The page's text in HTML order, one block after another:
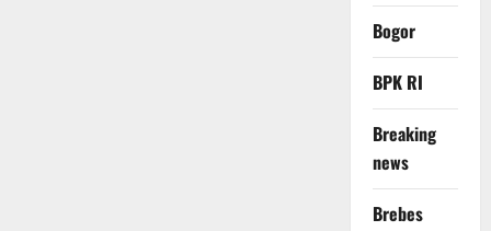
Bogor
BPK RI
Breaking
news
Brebes